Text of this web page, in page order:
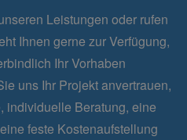
Leistungen oder rufen
Ihnen gerne zur Verfügung,
Ihr Vorhaben
uns Ihr Projekt anvertrauen,
individuelle Beratung, eine
feste Kostenaufstellung